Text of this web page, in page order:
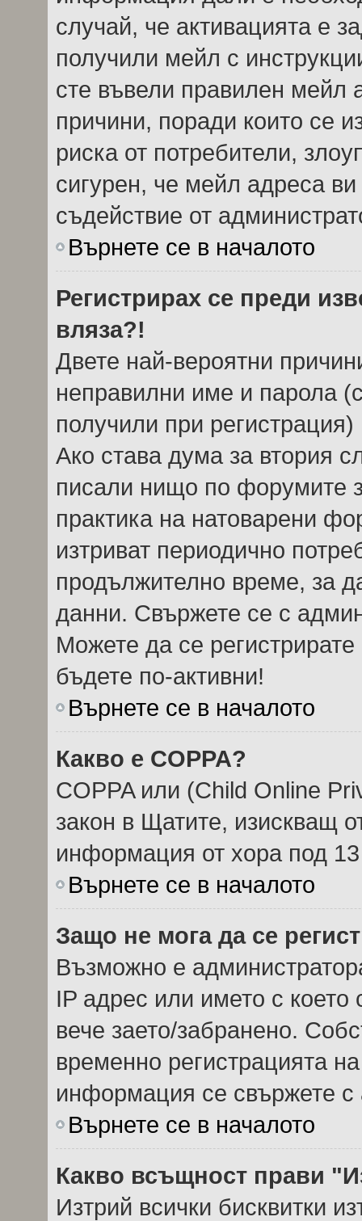
случай, че активацията е
получили мейл с
сте въвели правилен мейл
причини, поради които се
риска от потребители,
сигурен, че мейл адреса
съдействие от
Върнете се в началото
Регистрирах се преди
вляза?!
Двете най-вероятни
неправилни име и парола
получили при
Ако става дума за втория
писали нищо по форумите
практика на натоварени
изтриват периодично
продължително време, за
данни. Свържете се с
Можете да се
бъдете по-активни!
Върнете се в началото
Какво е COPPA?
COPPA или (Child Online
закон в Щатите, изискващ
информация от хора под
Върнете се в началото
Защо не мога да се
Възможно е
IP адрес или името с което
вече заето/забранено.
временно регистрацията
информация се свържете с
Върнете се в началото
Какво всъщност прави
Изтрий всички бисквитки